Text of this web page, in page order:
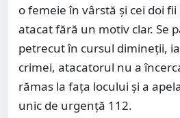
o femeie în vârstă și cei doi
atacat fără un motiv clar. Se
petrecut în cursul dimineții,
crimei, atacatorul nu a
rămas la fața locului și a
unic de urgență 112.